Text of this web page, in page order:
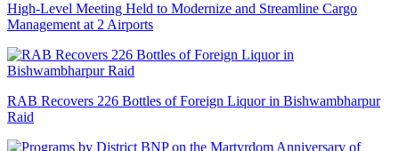
High-Level Meeting Held to Modernize and Streamline Cargo
Management at 2 Airports
RAB Recovers 226 Bottles of Foreign Liquor in Bishwambharpur
Raid